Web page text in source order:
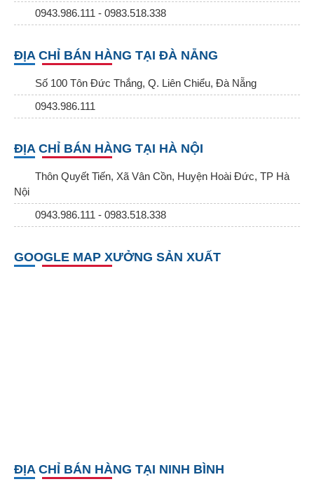
0943.986.111 - 0983.518.338
ĐỊA CHỈ BÁN HÀNG TẠI ĐÀ NẴNG
Số 100 Tôn Đức Thắng, Q. Liên Chiểu, Đà Nẵng
0943.986.111
ĐỊA CHỈ BÁN HÀNG TẠI HÀ NỘI
Thôn Quyết Tiến, Xã Vân Cồn, Huyện Hoài Đức, TP Hà
Nội
0943.986.111 - 0983.518.338
GOOGLE MAP XƯỞNG SẢN XUẤT
ĐỊA CHỈ BÁN HÀNG TẠI NINH BÌNH